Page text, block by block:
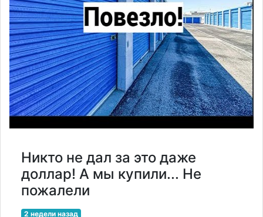
Никто не дал за это даже
доллар! А мы купили... Не
пожалели
2 недели назад